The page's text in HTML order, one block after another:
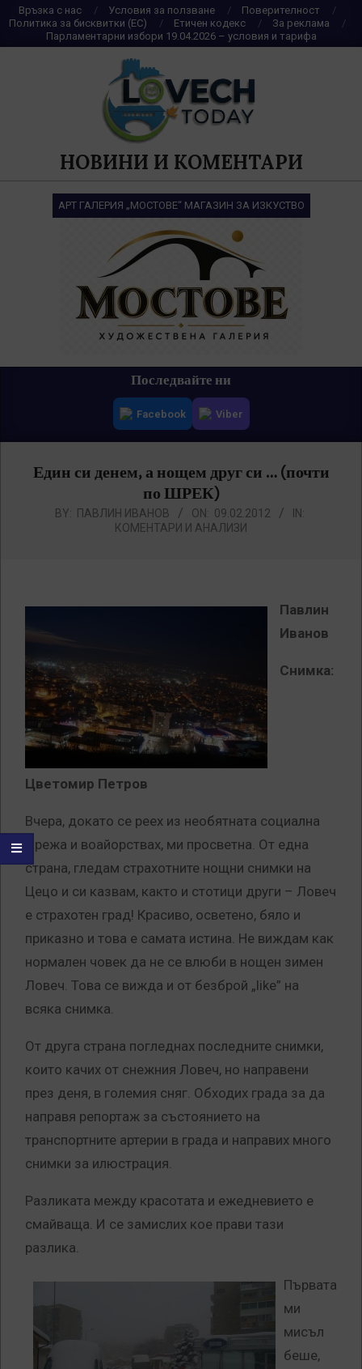
Skip
to
content
Връзка с нас Условия за ползване
Поверителност
Политика за бисквитки (ЕС)
Етичен кодекс
За реклама
Парламентарни избори 19.04.2026 – условия и тарифа
НОВИНИ И КОМЕНТАРИ
АРТ ГАЛЕРИЯ „МОСТОВЕ“ МАГАЗИН ЗА ИЗКУСТВО
Последвайте ни
Facebook Viber
Един си денем, а нощем друг си … (почти
по ШРЕК)
BY: ПАВЛИН ИВАНОВ ON: 09.02.2012
IN:
КОМЕНТАРИ И АНАЛИЗИ
Павлин
Иванов
Снимка:
Цветомир Петров
Вчера, докато се реех из необятната социална
мрежа и воайорствах, ми просветна. От една
страна, гледам страхотните нощни снимки на
Цецо и си казвам, както и стотици други – Ловеч
е страхотен град! Красиво, осветено, бяло и
приказно и това е самата истина. Не виждам как
нормален човек да не се влюби в нощен зимен
Ловеч. Това се вижда и от безброй „like” на
всяка снимка.
От друга страна погледнах последните снимки,
които качих от снежния Ловеч, но направени
през деня, в големия сняг. Обходих града за да
направя репортаж за състоянието на
транспортните артерии в града и направих много
снимки за илюстрация.
Разликата между красотата и ежедневието е
смайваща. И се замислих кое прави тази
разлика.
Първата
ми
мисъл
беше,